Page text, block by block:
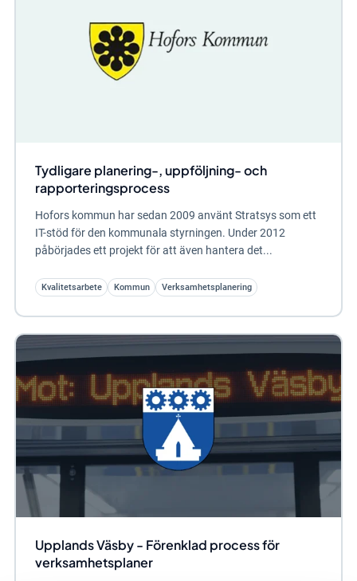
Tydligare planering-, uppföljning- och
rapporteringsprocess
Hofors kommun har sedan 2009 använt Stratsys som ett
IT-stöd för den kommunala styrningen. Under 2012
påbörjades ett projekt för att även hantera det...
Kvalitetsarbete Kommun Verksamhetsplanering
Upplands Väsby - Förenklad process för
verksamhetsplaner